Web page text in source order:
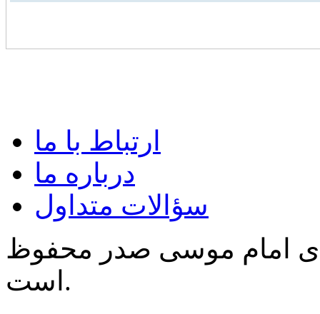
ارتباط با ما
درباره ما
سؤالات متداول
امام موسی صدر محفوظ
است.